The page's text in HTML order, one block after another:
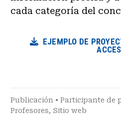
cada categoría del
EJEMPLO DE
Publicación • Participante de
Profesores, Sitio web